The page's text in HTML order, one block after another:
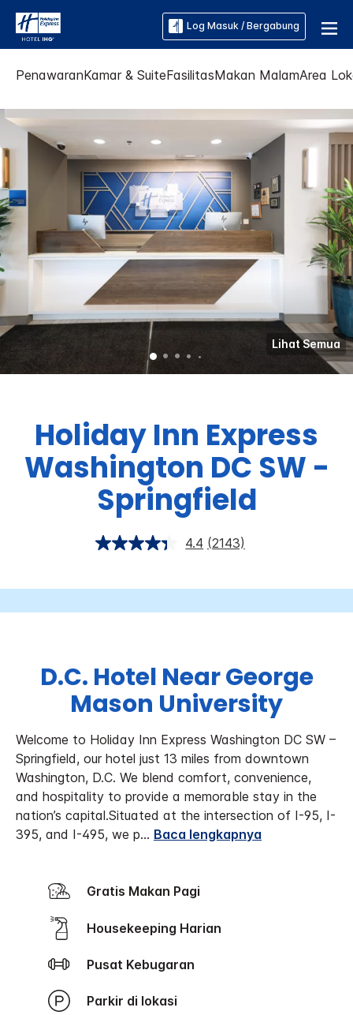
Log Masuk / Bergabung
PenawaranKamar & SuiteFasilitasMakan MalamArea
Lihat Semua
Holiday Inn Express
Washington DC SW -
Springfield
4.4 (2143)
D.C. Hotel Near George
Mason University
Welcome to Holiday Inn Express Washington DC SW –
Springfield, our hotel just 13 miles from downtown
Washington, D.C. We blend comfort, convenience,
and hospitality to provide a memorable stay in the
nation’s capital.Situated at the intersection of I-95, I-
395, and I-495, we p... Baca lengkapnya
Gratis Makan Pagi
Housekeeping Harian
Pusat Kebugaran
Parkir di lokasi